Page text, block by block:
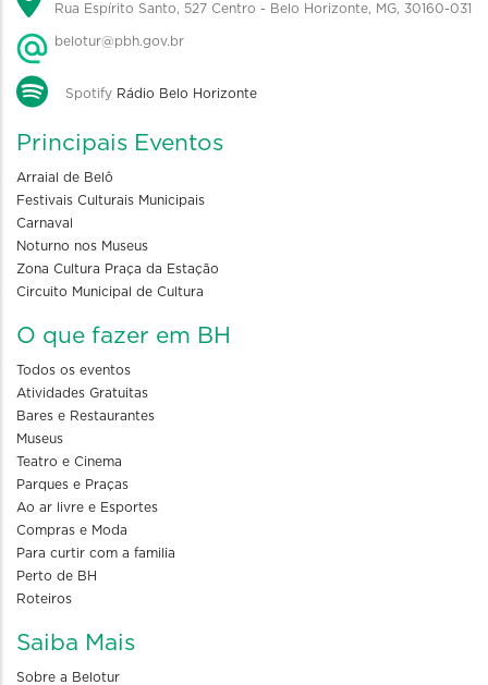
Rua Espírito Santo, 527 Centro - Belo Horizonte, MG, 30160-031
belotur@pbh.gov.br
Spotify Rádio Belo Horizonte
Principais Eventos
Arraial de Belô
Festivais Culturais Municipais
Carnaval
Noturno nos Museus
Zona Cultura Praça da Estação
Circuito Municipal de Cultura
O que fazer em BH
Todos os eventos
Atividades Gratuitas
Bares e Restaurantes
Museus
Teatro e Cinema
Parques e Praças
Ao ar livre e Esportes
Compras e Moda
Para curtir com a familia
Perto de BH
Roteiros
Saiba Mais
Sobre a Belotur